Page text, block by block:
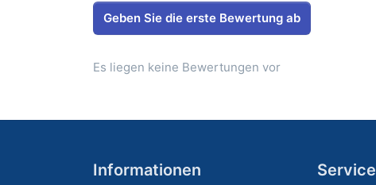
Geben Sie die erste Bewertung ab
Es liegen keine Bewertungen vor
Informationen Service